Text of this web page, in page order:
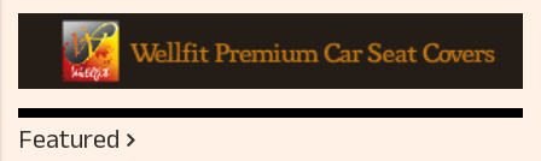
Featured